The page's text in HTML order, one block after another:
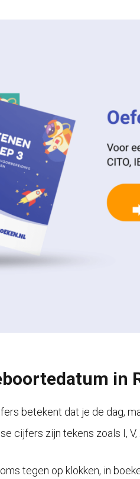
in
betekent dat je de dag,
cijfers zijn tekens zoals I, V,
tegen op klokken, in